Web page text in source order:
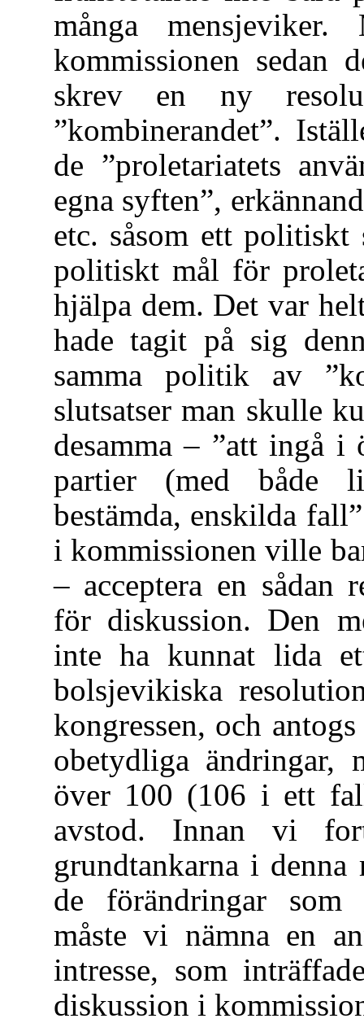
många mensjeviker.
kommissionen sedan
skrev en ny
”kombinerandet”.
de ”proletariatets
egna syften”,
etc. såsom ett
politiskt mål för
hjälpa dem. Det var
hade tagit på sig
samma politik av
slutsatser man skulle
desamma – ”att ingå i
partier (med både
bestämda, enskilda
i kommissionen ville
– acceptera en sådan
för diskussion. Den
inte ha kunnat lida
bolsjevikiska
kongressen, och
obetydliga ändringar,
över 100 (106 i ett
avstod. Innan vi
grundtankarna i
de förändringar som
måste vi nämna en
intresse, som
diskussion i